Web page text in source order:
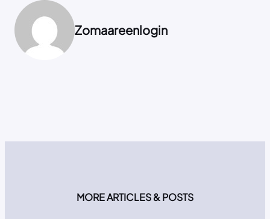
Zomaareenlogin
MORE ARTICLES & POSTS